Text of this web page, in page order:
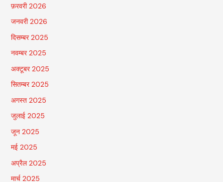
फ़रवरी 2026
जनवरी 2026
दिसम्बर 2025
नवम्बर 2025
अक्टूबर 2025
सितम्बर 2025
अगस्त 2025
जुलाई 2025
जून 2025
मई 2025
अप्रैल 2025
मार्च 2025